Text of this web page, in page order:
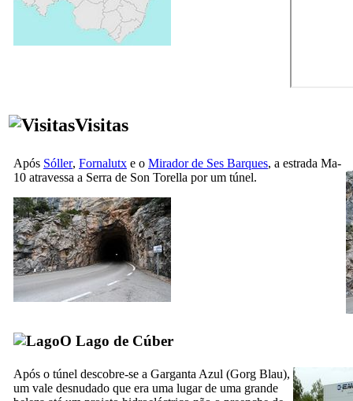
Visitas
Após Sóller, Fornalutx e o Mirador de Ses Barques, a estrada Ma-
10 atravessa a Serra de Son Torella por um túnel.
O Lago de Cúber
Após o túnel descobre-se a Garganta Azul (Gorg Blau),
um vale desnudado que era uma lugar de uma grande